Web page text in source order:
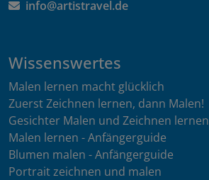
info@artistravel.de
Wissenswertes
Malen lernen macht glücklich
Zuerst Zeichnen lernen, dann Malen!
Gesichter Malen und Zeichnen lernen
Malen lernen - Anfängerguide
Blumen malen - Anfängerguide
Portrait zeichnen und malen